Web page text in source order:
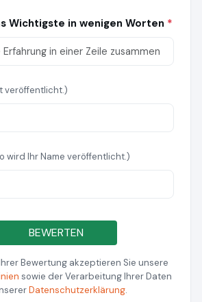
Wichtigste in wenigen Worten *
veröffentlicht.)
wird Ihr Name veröffentlicht.)
BEWERTEN
Bewertung akzeptieren Sie unsere
sowie der Verarbeitung Ihrer Daten
Datenschutzerklärung.